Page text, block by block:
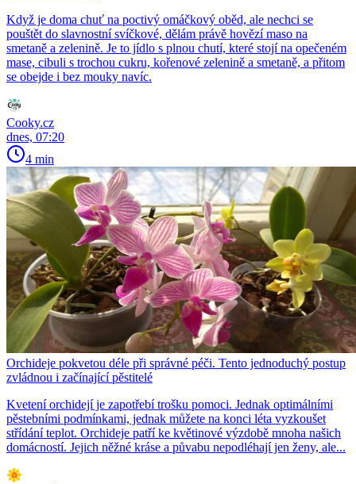
Když je doma chuť na poctivý omáčkový oběd, ale nechci se
pouštět do slavnostní svíčkové, dělám právě hovězí maso na
smetaně a zelenině. Je to jídlo s plnou chutí, které stojí na opečeném
mase, cibuli s trochou cukru, kořenové zelenině a smetaně, a přitom
se obejde i bez mouky navíc.
Cooky.cz
dnes, 07:20
4 min
Orchideje pokvetou déle při správné péči. Tento jednoduchý postup
zvládnou i začínající pěstitelé
Kvetení orchidejí je zapotřebí trošku pomoci. Jednak optimálními
pěstebními podmínkami, jednak můžete na konci léta vyzkoušet
střídání teplot. Orchideje patří ke květinové výzdobě mnoha našich
domácností. Jejich něžné kráse a půvabu nepodléhají jen ženy, ale...